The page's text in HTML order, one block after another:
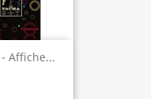
Affiche...